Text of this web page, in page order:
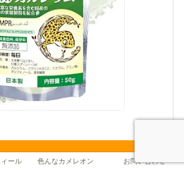
期用カルシウムサプリ を
ール 色んなカメレオン お問い合わせ